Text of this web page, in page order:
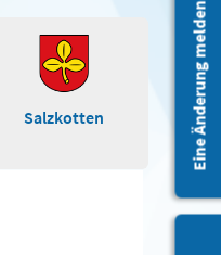
Eine Änderung melden
Salzkotten